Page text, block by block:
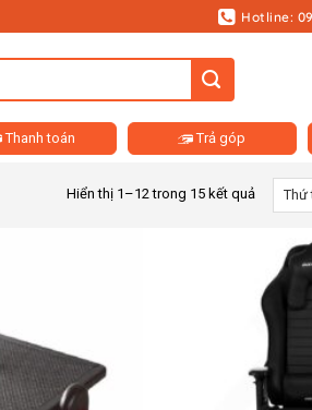
Hotline:
Thanh toán Trả góp
Hiển thị 1–12 trong 15 kết quả